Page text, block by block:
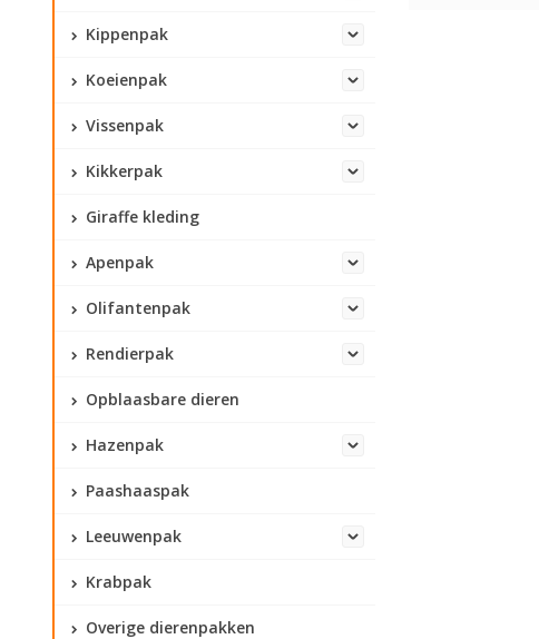
Kippenpak
Koeienpak
Vissenpak
Kikkerpak
Giraffe kleding
Apenpak
Olifantenpak
Rendierpak
Opblaasbare dieren
Hazenpak
Paashaaspak
Leeuwenpak
Krabpak
Overige dierenpakken